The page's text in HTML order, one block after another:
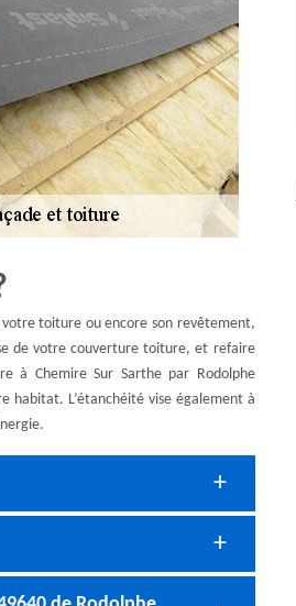
toiture ou encore son revêtement,
de votre couverture toiture, et refaire
à Chemire Sur Sarthe par Rodolphe
habitat. L’étanchéité vise également à